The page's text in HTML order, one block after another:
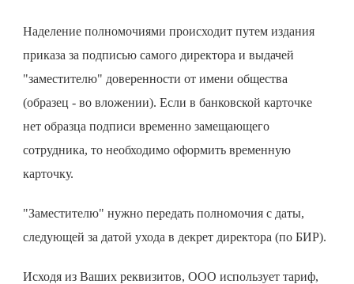
Наделение полномочиями происходит путем издания
приказа за подписью самого директора и выдачей
"заместителю" доверенности от имени общества
(образец - во вложении). Если в банковской карточке
нет образца подписи временно замещающего
сотрудника, то необходимо оформить временную
карточку.
"Заместителю" нужно передать полномочия с даты,
следующей за датой ухода в декрет директора (по БИР).
Исходя из Ваших реквизитов, ООО использует тариф,